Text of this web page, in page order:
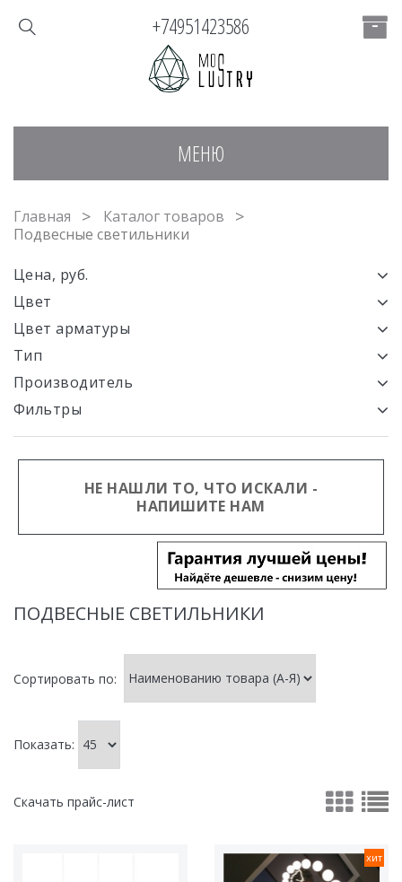
МЕНЮ
+74951423586
Главная
Каталог товаров
Подвесные светильники
Цена, руб.
Цвет
Цвет арматуры
Тип
Производитель
Фильтры
НЕ НАШЛИ ТО, ЧТО ИСКАЛИ -
НАПИШИТЕ НАМ
ПОДВЕСНЫЕ СВЕТИЛЬНИКИ
Сортировать по:
Показать:
Скачать прайс-лист
хит